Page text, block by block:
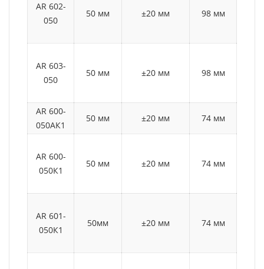
AR 602-
050
50 мм ±20 мм 98 мм
AR 603-
050
50 мм ±20 мм 98 мм
AR 600-
050АК1
50 мм ±20 мм 74 мм
AR 600-
050К1
50 мм ±20 мм 74 мм
AR 601-
050К1
50мм ±20 мм 74 мм